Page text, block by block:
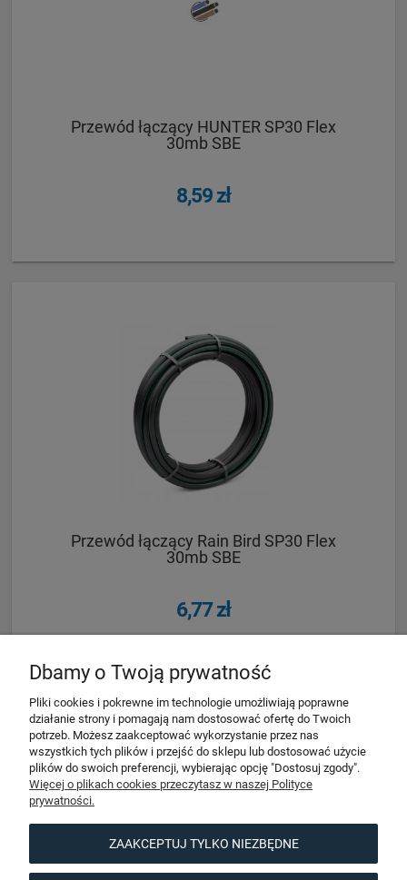
Przewód łączący HUNTER SP30 Flex
30mb SBE
8,59 zł
Przewód łączący Rain Bird SP30 Flex
30mb SBE
6,77 zł
Pomoc
Dbamy o Twoją prywatność
Pliki cookies i pokrewne im technologie umożliwiają poprawne
działanie strony i pomagają nam dostosować ofertę do Twoich
potrzeb. Możesz zaakceptować wykorzystanie przez nas
wszystkich tych plików i przejść do sklepu lub dostosować użycie
plików do swoich preferencji, wybierając opcję "Dostosuj zgody".
Więcej o plikach cookies przeczytasz w naszej Polityce
prywatności.
ZAAKCEPTUJ TYLKO NIEZBĘDNE